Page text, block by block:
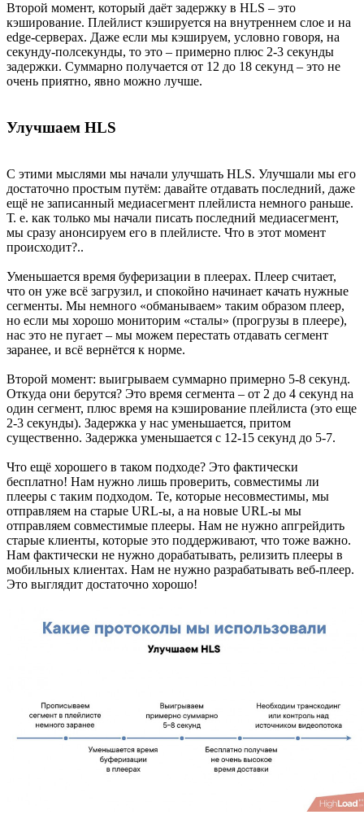
Второй момент, который даёт задержку в HLS – это
кэширование. Плейлист кэшируется на внутреннем слое и на
edge-серверах. Даже если мы кэшируем, условно говоря, на
секунду-полсекунды, то это – примерно плюс 2-3 секунды
задержки. Суммарно получается от 12 до 18 секунд – это не
очень приятно, явно можно лучше.
Улучшаем HLS
С этими мыслями мы начали улучшать HLS. Улучшали мы его
достаточно простым путём: давайте отдавать последний, даже
ещё не записанный медиасегмент плейлиста немного раньше.
Т. е. как только мы начали писать последний медиасегмент,
мы сразу анонсируем его в плейлисте. Что в этот момент
происходит?..
Уменьшается время буферизации в плеерах. Плеер считает,
что он уже всё загрузил, и спокойно начинает качать нужные
сегменты. Мы немного «обманываем» таким образом плеер,
но если мы хорошо мониторим «сталы» (прогрузы в плеере),
нас это не пугает – мы можем перестать отдавать сегмент
заранее, и всё вернётся к норме.
Второй момент: выигрываем суммарно примерно 5-8 секунд.
Откуда они берутся? Это время сегмента – от 2 до 4 секунд на
один сегмент, плюс время на кэширование плейлиста (это еще
2-3 секунды). Задержка у нас уменьшается, притом
существенно. Задержка уменьшается с 12-15 секунд до 5-7.
Что ещё хорошего в таком подходе? Это фактически
бесплатно! Нам нужно лишь проверить, совместимы ли
плееры с таким подходом. Те, которые несовместимы, мы
отправляем на старые URL-ы, а на новые URL-ы мы
отправляем совместимые плееры. Нам не нужно апгрейдить
старые клиенты, которые это поддерживают, что тоже важно.
Нам фактически не нужно дорабатывать, релизить плееры в
мобильных клиентах. Нам не нужно разрабатывать веб-плеер.
Это выглядит достаточно хорошо!